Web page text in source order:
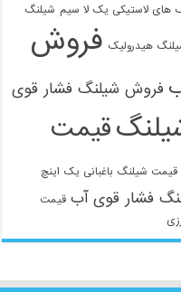
های لاستیکی یک لا سیم شیلنگ
هیدرولیک فروش
فروش شیلنگ فشار قوی
قیمت
قیمت شیلنگ باغبانی یک اینچ
فشار قوی آب قیمت